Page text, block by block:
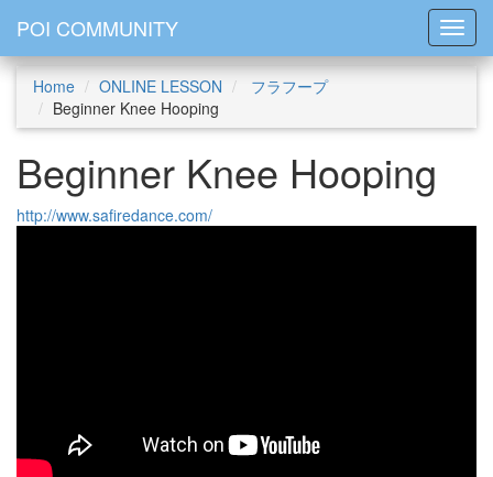
POI COMMUNITY
Home ONLINE LESSON
フラフープ
Beginner Knee Hooping
Beginner Knee Hooping
http://www.safiredance.com/